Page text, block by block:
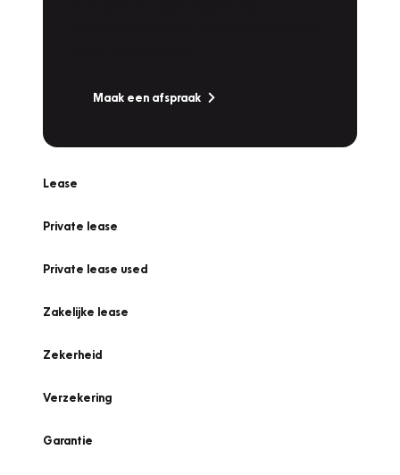
Maak een afspraak
Lease
Private lease
Private lease used
Zakelijke lease
Zekerheid
Verzekering
Garantie